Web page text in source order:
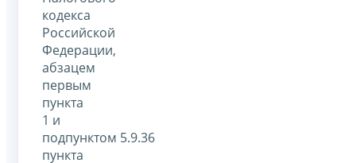
кодекса
Российской
Федерации,
абзацем
первым
пункта
1 и
подпунктом 5.9.36
пункта